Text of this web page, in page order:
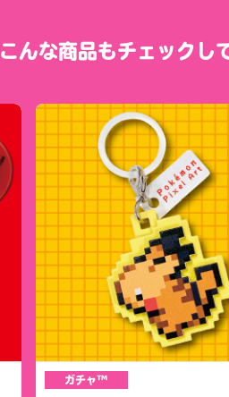
こんな商品もチェックし
ガチャ™